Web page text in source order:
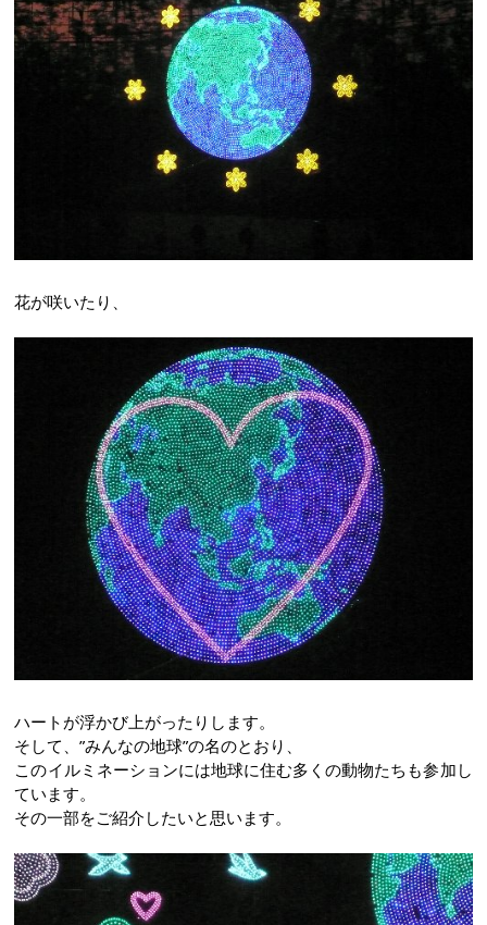
花が咲いたり、
ハートが浮かび上がったりします。
そして、”みんなの地球”の名のとおり、
このイルミネーションには地球に住む多くの動物たちも参加し
ています。
その一部をご紹介したいと思います。